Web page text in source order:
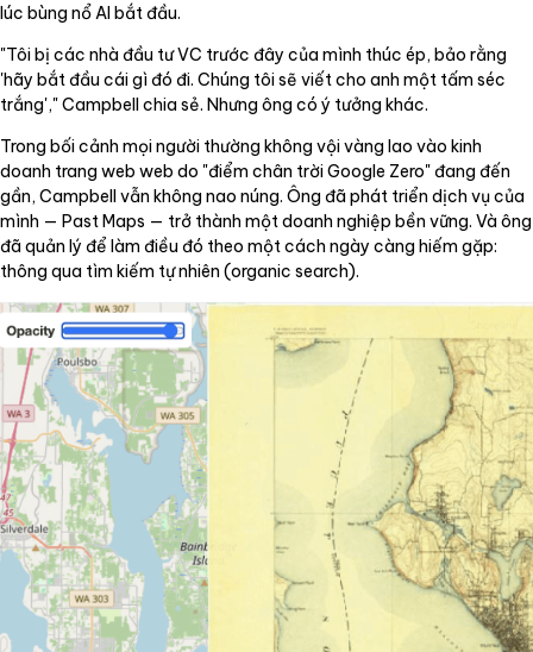
lúc bùng nổ AI bắt đầu.
"Tôi bị các nhà đầu tư VC trước đây của mình thúc ép, bảo rằng
'hãy bắt đầu cái gì đó đi. Chúng tôi sẽ viết cho anh một tấm séc
trắng'," Campbell chia sẻ. Nhưng ông có ý tưởng khác.
Trong bối cảnh mọi người thường không vội vàng lao vào kinh
doanh trang web web do "điểm chân trời Google Zero" đang đến
gần, Campbell vẫn không nao núng. Ông đã phát triển dịch vụ của
mình — Past Maps — trở thành một doanh nghiệp bền vững. Và ông
đã quản lý để làm điều đó theo một cách ngày càng hiếm gặp:
thông qua tìm kiếm tự nhiên (organic search).